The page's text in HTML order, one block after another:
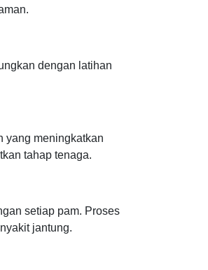
dengan latihan
yang meningkatkan
tahap tenaga.
setiap pam. Proses
jantung.